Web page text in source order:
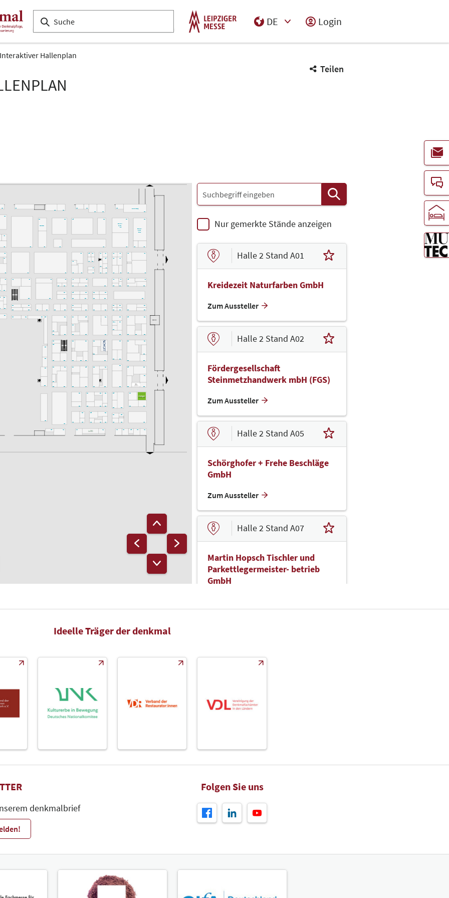
DE
Login
Interaktiver Hallenplan
Teilen
L19 L11
L15
L12
L14
L18
L23
Hackathon
K29
K33
K17
I12
K22
L16
I30
K28 K18
L20
L01
CAMPUS
denkmal-
L22
F34
D28
I33
K32
G30
G29
F25 F21 F11
E14
G33
E17 E13
E10
F09 F05
E02
E01
F16 F12
G09 G01
G02
G10
G16
I17
K09
K11
D09
C24 C20
D15
C21
C18 C14
D11
D13
E25
A09 A01
A07
A11
A30
A24
A02
B02
B04
C03
B06
B05
C10 C02
C12
D03
D05
C30
D27
D04
I31
G28
I27
F19
G24
I30
K15
K10
L07
CAMPUS
denkmal-
(LAB)
K06 K02
F06
I30
G18
A22
B11
B08
A10 A06
C17
A18 A16 A14 A12
B19
D06
E08
F01
E12
C11
C13 C05
B14
B16 B12
I15
A21
K37
D26
I05 I01
E23
D17
A17
D20
H11
F32
K25 K23
K21
K27
I20
G12
H09
F14
F18 F10 F08
G07
D22
D30
F33
G27
F28
B15
D01
E24
C26
E19
D21
G14
H13
H15
A03
E06
F02
G17
K13
F26
L08
L02
Projektleitung
E26
F17
E18
D14
D24
D23
C28
C06
A25 A05
F31 F27
F24 F20
K03
K07
K19
I09
E09
D16
L33 K28
K01
K39
L33
B20
F22
E03
E28
F15
E20
H17
I07
K14
D02
Nur gemerkte Stände anzeigen
Halle 2 Stand A01
Kreidezeit Naturfarben GmbH
Zum Aussteller
Halle 2 Stand A02
Fördergesellschaft
Steinmetzhandwerk mbH (FGS)
Zum Aussteller
Halle 2 Stand A05
Schörghofer + Frehe Beschläge
GmbH
Zum Aussteller
Halle 2 Stand A07
Martin Hopsch Tischler und
Parkettlegermeister- betrieb
GmbH
Bundesfachgruppe der
Halle 2 Stand A11
Halle 2 Stand A12
Ideelle Träger der denkmal
denkmalbrief
Folgen Sie uns